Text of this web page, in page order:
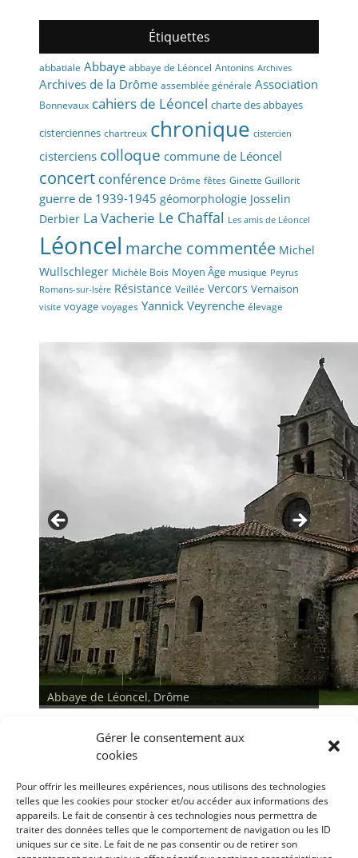
Gérer le consentement aux
cookies
Pour offrir les meilleures expériences, nous utilisons des technologies
telles que les cookies pour stocker et/ou accéder aux informations des
appareils. Le fait de consentir à ces technologies nous permettra de
traiter des données telles que le comportement de navigation ou les ID
uniques sur ce site. Le fait de ne pas consentir ou de retirer son
Étiquettes
abbatiale Abbaye abbaye de Léoncel Antonins Archives
Archives de la Drôme assemblée générale Association
Bonnevaux cahiers de Léoncel charte des abbayes
cisterciennes chartreux chronique cistercien
cisterciens colloque commune de Léoncel
concert conférence Drôme fêtes Ginette Guillorit
guerre de 1939-1945 géomorphologie Josselin
Derbier La Vacherie Le Chaffal Les amis de Léoncel
Léoncel marche commentée Michel
Wullschleger Michèle Bois Moyen Âge musique Peyrus
Romans-sur-Isère Résistance Veillée Vercors Vernaison
visite voyage voyages Yannick Veyrenche élevage
Abbaye de Léoncel, Drôme
< >